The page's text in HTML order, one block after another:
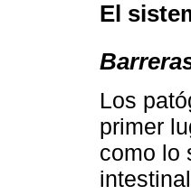
El
Los
primer
como lo